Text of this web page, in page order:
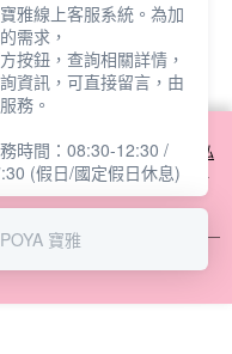
方式之詳情，及若您不希
設定，請參閱本網站「
隱私
表示您同意本公司得按本網站使
雅線上客服系統。為加
需求，
按鈕，查詢相關詳情，
資訊，可直接留言，由
務。
時間：08:30-12:30 /
(假日/國定假日休息)
寶雅